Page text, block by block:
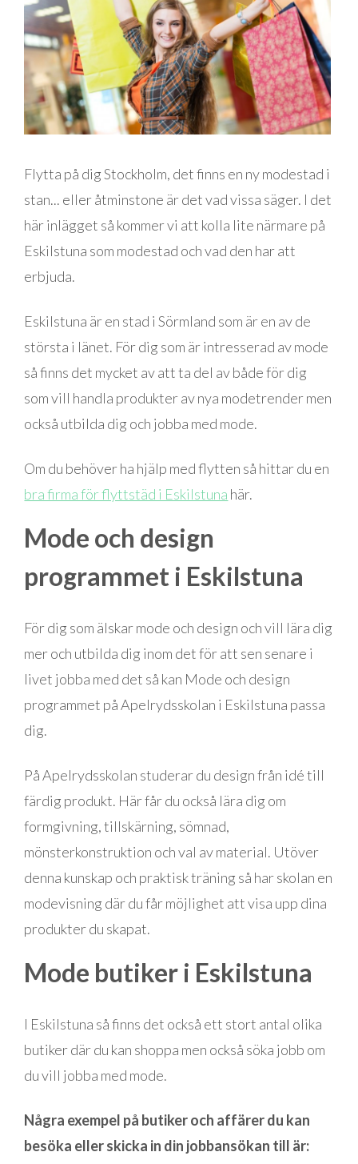
Flytta på dig Stockholm, det finns en ny modestad i
stan... eller åtminstone är det vad vissa säger. I det
här inlägget så kommer vi att kolla lite närmare på
Eskilstuna som modestad och vad den har att
erbjuda.
Eskilstuna är en stad i Sörmland som är en av de
största i länet. För dig som är intresserad av mode
så finns det mycket av att ta del av både för dig
som vill handla produkter av nya modetrender men
också utbilda dig och jobba med mode.
Om du behöver ha hjälp med flytten så hittar du en
bra firma för flyttstäd i Eskilstuna här.
Mode och design
programmet i Eskilstuna
För dig som älskar mode och design och vill lära dig
mer och utbilda dig inom det för att sen senare i
livet jobba med det så kan Mode och design
programmet på Apelrydsskolan i Eskilstuna passa
dig.
På Apelrydsskolan studerar du design från idé till
färdig produkt. Här får du också lära dig om
formgivning, tillskärning, sömnad,
mönsterkonstruktion och val av material. Utöver
denna kunskap och praktisk träning så har skolan en
modevisning där du får möjlighet att visa upp dina
produkter du skapat.
Mode butiker i Eskilstuna
I Eskilstuna så finns det också ett stort antal olika
butiker där du kan shoppa men också söka jobb om
du vill jobba med mode.
Några exempel på butiker och affärer du kan
besöka eller skicka in din jobbansökan till är: